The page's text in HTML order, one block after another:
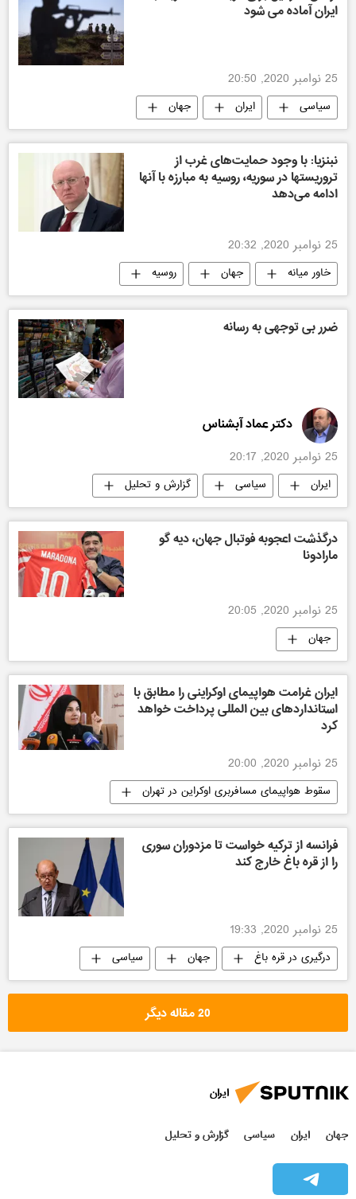
ایران آماده می شود
25 نوامبر 2020, 20:50
سیاسی ایران
جهان
آمریکا
نبنزیا: با وجود حمایت‌های غرب از
تروریستها در سوریه، روسیه به مبارزه با آنها
ادامه می‌دهد
25 نوامبر 2020, 20:32
خاور میانه جهان
روسیه
سیاسی
ضرر بی توجهی به رسانه
دکتر عماد آبشناس
25 نوامبر 2020, 20:17
ایران سیاسی گزارش و تحلیل
درگذشت اعجوبه فوتبال جهان، دیه گو
مارادونا
25 نوامبر 2020, 20:05
جهان
ایران غرامت هواپیمای اوکراینی را مطابق با
استانداردهای بین المللی پرداخت خواهد
کرد
25 نوامبر 2020, 20:00
سقوط هواپیمای مسافربری اوکراین در تهران
ایران
جهان
فرانسه از ترکیه خواست تا مزدوران سوری
را از قره باغ خارج کند
25 نوامبر 2020, 19:33
درگیری در قره باغ جهان سیاسی
20 مقاله دیگر
ایران
جهان ایران سیاسی گزارش و تحلیل